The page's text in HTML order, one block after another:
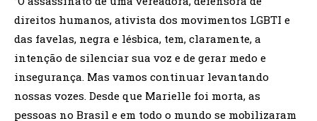
direitos humanos, ativista dos movimentos LGBTI e
das favelas, negra e lésbica, tem, claramente, a
intenção de silenciar sua voz e de gerar medo e
insegurança. Mas vamos continuar levantando
nossas vozes. Desde que Marielle foi morta, as
pessoas no Brasil e em todo o mundo se mobilizaram